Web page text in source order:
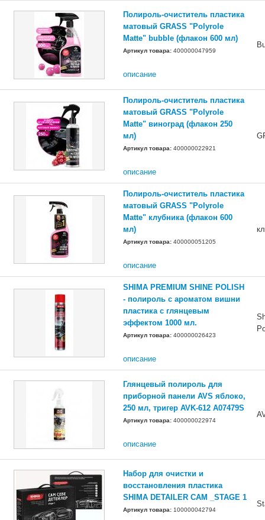
Полироль-очиститель пластика
матовый GRASS "Polyrole
Matte" bubble (флакон 600 мл)
Артикул товара: 400000047959
описание
Полироль-очиститель пластика
матовый GRASS "Polyrole
Matte" виноград (флакон 250
мл)
Артикул товара: 400000022921
описание
Полироль-очиститель пластика
матовый GRASS "Polyrole
Matte" клубника (флакон 600
мл)
Артикул товара: 400000051205
описание
SHIMA PREMIUM SHINE POLISH
- полироль с ароматом вишни
пластика с глянцевым
эффектом 1000 мл.
Артикул товара: 400000026423
описание
Глянцевый полироль для
приборной панели AVS яблоко,
250 мл, тригер AVK-612 A07479S
Артикул товара: 400000022974
описание
Набор для очистки и
восстановления пластика
SHIMA DETAILER САМ _STAGE 1
Артикул товара: 100000042794